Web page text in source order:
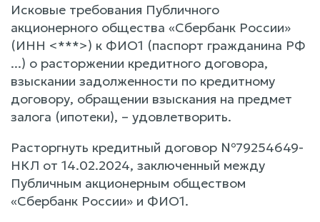
Исковые требования Публичного
акционерного общества «Сбербанк России»
(ИНН <***>) к ФИО1 (паспорт гражданина РФ
...) о расторжении кредитного договора,
взыскании задолженности по кредитному
договору, обращении взыскания на предмет
залога (ипотеки), – удовлетворить.
Расторгнуть кредитный договор №79254649-
НКЛ от 14.02.2024, заключенный между
Публичным акционерным обществом
«Сбербанк России» и ФИО1.